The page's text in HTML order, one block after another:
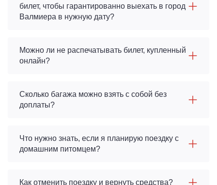
билет, чтобы гарантированно выехать в город
Валмиера в нужную дату?
Можно ли не распечатывать билет, купленный
онлайн?
Сколько багажа можно взять с собой без
доплаты?
Что нужно знать, если я планирую поездку с
домашним питомцем?
Как отменить поездку и вернуть средства?